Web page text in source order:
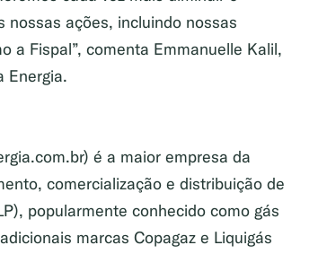
ações, incluindo nossas
a Fispal”, comenta Emmanuelle Kalil,
Energia.
é a maior empresa da
comercialização e distribuição de
popularmente conhecido como gás
marcas Copagaz e Liquigás